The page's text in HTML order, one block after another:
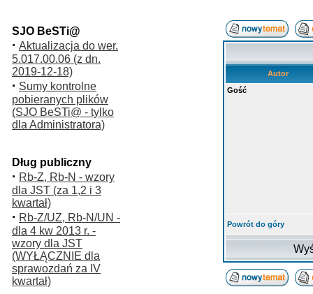
SJO BeSTi@
· Aktualizacja do wer.
5.017.00.06 (z dn.
2019-12-18)
· Sumy kontrolne
pobieranych plików
(SJO BeSTi@ - tylko
dla Administratora)
Dług publiczny
· Rb-Z, Rb-N - wzory
dla JST (za 1,2 i 3
kwartał)
· Rb-Z/UZ, Rb-N/UN -
dla 4 kw 2013 r. -
wzory dla JST
(WYŁĄCZNIE dla
sprawozdań za IV
kwartał)
Autor
Gość
Powrót do góry